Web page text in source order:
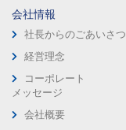
会社情報
社長からのごあいさつ
経営理念
コーポレート
メッセージ
会社概要